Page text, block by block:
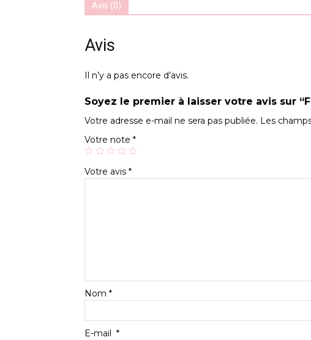
Avis (0)
Avis
Il n’y a pas encore d’avis.
Soyez le premier à laisser votre avis sur
Votre adresse e-mail ne sera pas publiée. Les
Votre note *
Votre avis *
Nom *
E-mail *